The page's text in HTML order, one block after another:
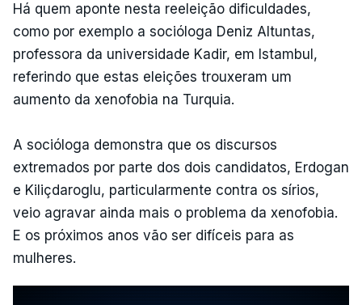
Há quem aponte nesta reeleição dificuldades,
como por exemplo a socióloga Deniz Altuntas,
professora da universidade Kadir, em Istambul,
referindo que estas eleições trouxeram um
aumento da xenofobia na Turquia.
A socióloga demonstra que os discursos
extremados por parte dos dois candidatos, Erdogan
e Kiliçdaroglu, particularmente contra os sírios,
veio agravar ainda mais o problema da xenofobia.
E os próximos anos vão ser difíceis para as
mulheres.